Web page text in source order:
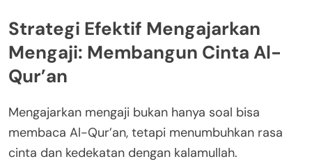
Strategi Efektif Mengajarkan
Mengaji: Membangun Cinta Al-
Qur’an
Mengajarkan mengaji bukan hanya soal bisa
membaca Al-Qur’an, tetapi menumbuhkan rasa
cinta dan kedekatan dengan kalamullah.